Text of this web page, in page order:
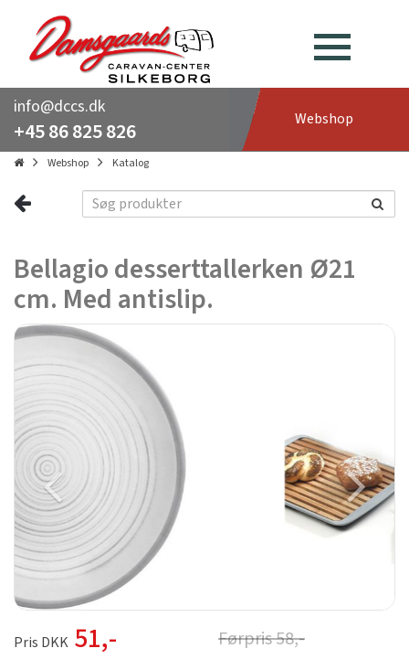
info@dccs.dk
+45 86 825 826 Webshop
Webshop Katalog
Bellagio desserttallerken Ø21
cm. Med antislip.
Pris DKK 51,- Førpris58,-